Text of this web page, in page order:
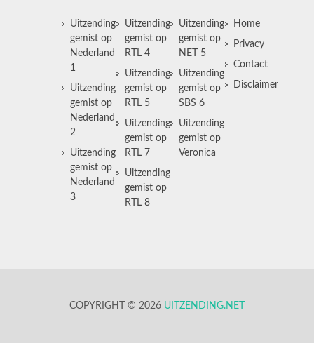
Uitzending
gemist op
Nederland
1
Uitzending
gemist op
Nederland
2
Uitzending
gemist op
Nederland
3
Uitzending
gemist op
RTL 4
Uitzending
gemist op
RTL 5
Uitzending
gemist op
RTL 7
Uitzending
gemist op
RTL 8
Uitzending
gemist op
NET 5
Uitzending
gemist op
SBS 6
Uitzending
gemist op
Veronica
Home
Privacy
Contact
Disclaimer
COPYRIGHT © 2026 UITZENDING.NET